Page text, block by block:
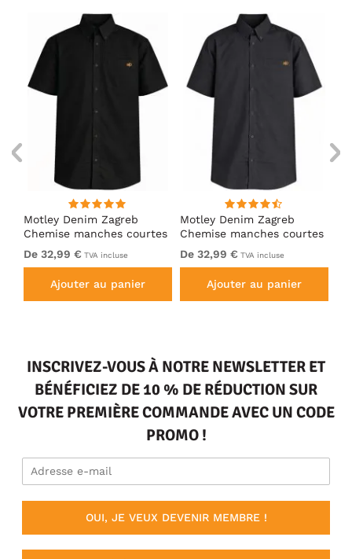
Motley Denim Zagreb
Chemise manches courtes
Noir
De 32,99 € TVA incluse
Ajouter au panier
Motley Denim Zagreb
Chemise manches courtes
Anthracite
De 32,99 € TVA incluse
Ajouter au panier
INSCRIVEZ-VOUS À NOTRE NEWSLETTER ET
BÉNÉFICIEZ DE 10 % DE RÉDUCTION SUR
VOTRE PREMIÈRE COMMANDE AVEC UN CODE
PROMO !
OUI, JE VEUX DEVENIR MEMBRE !